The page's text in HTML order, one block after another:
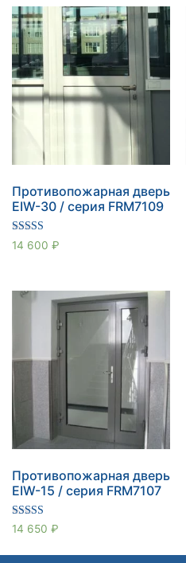
Противопожарная дверь
EIW-30 / серия FRM7109
Оценка
5.00
14 600 ₽
Противопожарная дверь
EIW-15 / серия FRM7107
Оценка
5.00
14 650 ₽